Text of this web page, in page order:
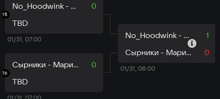
15
No_Hoodwink - Свердловская область
0
TBD
01/31, 07:00
16
Сырники - Марий Эл
0
TBD
01/31, 07:00
No_Hoodwink - Свердловская область
1
Сырники - Марий Эл
0
01/31, 08:00